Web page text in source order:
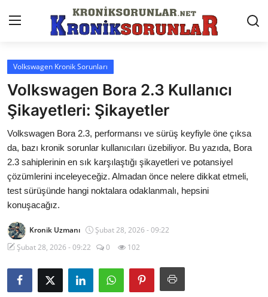
Anasayfa
Markalar
İletişim
Trafik & Cezalar
Sigorta & Kasko
Vergi & ÖTV & MTV
Muayene & Ruhsat
İkinci El & Alım-Satım
Volkswagen Kronik Sorunları
Volkswagen Bora 2.3 Kullanıcı
Şikayetleri: Şikayetler
Volkswagen Bora 2.3, performansı ve sürüş keyfiyle öne çıksa
da, bazı kronik sorunlar kullanıcıları üzebiliyor. Bu yazıda, Bora
2.3 sahiplerinin en sık karşılaştığı şikayetleri ve potansiyel
çözümlerini inceleyeceğiz. Almadan önce nelere dikkat etmeli,
test sürüşünde hangi noktalara odaklanmalı, hepsini
konuşacağız.
Kronik Uzmanı
Şubat 28, 2026 - 09:22
Şubat 28, 2026 - 09:22
0 102